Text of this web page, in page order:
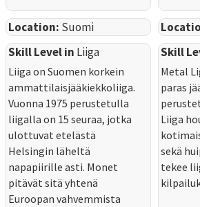
Location: Suomi
Skill Level in Liiga
Liiga on Suomen korkein
ammattilaisjääkiekkoliiga.
Vuonna 1975 perustetulla
liigalla on 15 seuraa, jotka
ulottuvat etelästä
Helsingin läheltä
napapiirille asti. Monet
pitävät sitä yhtenä
Euroopan vahvemmista
Skill
Metal
paras
Liiga
sekä
tekee